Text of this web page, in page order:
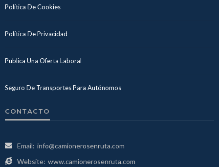
Política De Cookies
Política De Privacidad
Publica Una Oferta Laboral
Seguro De Transportes Para Autónomos
CONTACTO
Email: info@camionerosenruta.com
Website: www.camionerosenruta.com